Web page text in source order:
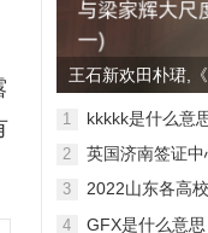
王石新欢田朴珺,
辉大尺度激情床戏
1 kkkkk是什么意
2 英国济南签证中
3
2022山东各高
4 GFX是什么意思